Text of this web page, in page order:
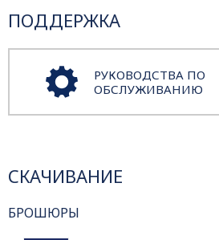
ПОДДЕРЖКА
РУКОВОДСТВА ПО
ОБСЛУЖИВАНИЮ
СКАЧИВАНИЕ
БРОШЮРЫ